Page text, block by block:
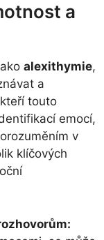
a
alexithymie,
a
touto
emocí,
v
klíčových